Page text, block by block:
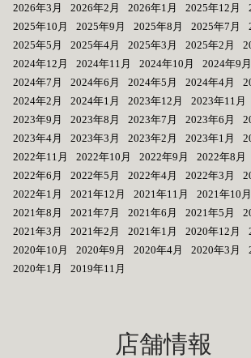
2026年3月
2026年2月 2026年1月 2025年12月
2025年10月
2025年9月 2025年8月 2025年7月
2025年5月
2025年4月 2025年3月 2025年2月
2024年12月
2024年11月 2024年10月 2024年9月
2024年7月
2024年6月 2024年5月 2024年4月
2024年2月
2024年1月 2023年12月 2023年11月
2023年9月
2023年8月 2023年7月 2023年6月
2023年4月
2023年3月 2023年2月 2023年1月
2022年11月
2022年10月 2022年9月 2022年8月
2022年6月
2022年5月 2022年4月 2022年3月
2022年1月
2021年12月 2021年11月 2021年10月
2021年8月
2021年7月 2021年6月 2021年5月
2021年3月
2021年2月 2021年1月 2020年12月
2020年10月
2020年9月 2020年4月 2020年3月
2020年1月
2019年11月
店舗情報